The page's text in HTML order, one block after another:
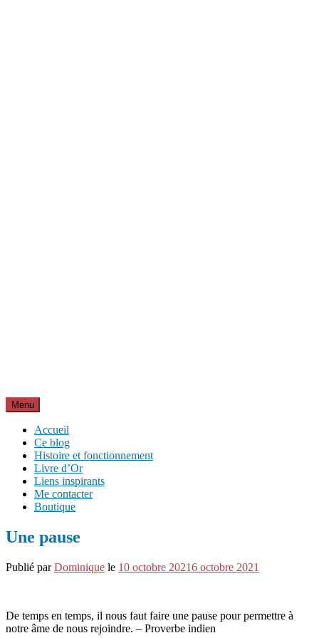
Menu
Accueil
Ce blog
Histoire et fonctionnement
Livre d’Or
Liens inspirants
Me contacter
Boutique
Une pause
Publié parDominique le 10 octobre 20216 octobre 2021
De temps en temps, il nous faut faire une pause pour permettre à
notre âme de nous rejoindre. – Proverbe indien